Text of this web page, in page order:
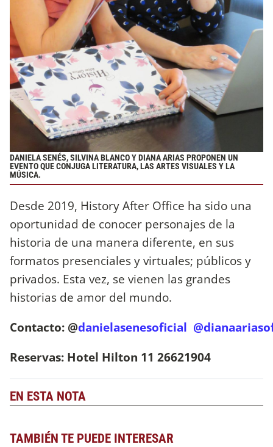
DANIELA SENÉS, SILVINA BLANCO Y DIANA ARIAS PROPONEN UN
EVENTO QUE CONJUGA LITERATURA, LAS ARTES VISUALES Y LA
MÚSICA.
Desde 2019, History After Office ha sido una
oportunidad de conocer personajes de la
historia de una manera diferente, en sus
formatos presenciales y virtuales; públicos y
privados. Esta vez, se vienen las grandes
historias de amor del mundo.
Contacto: @danielasenesoficial
Reservas: Hotel Hilton 11 26621904
EN ESTA NOTA
TAMBIÉN TE PUEDE INTERESAR